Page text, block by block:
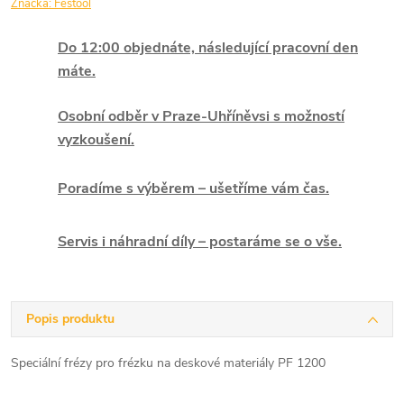
Značka: Festool
Do 12:00 objednáte, následující pracovní den
máte.
Osobní odběr v Praze-Uhříněvsi s možností
vyzkoušení.
Poradíme s výběrem – ušetříme vám čas.
Servis i náhradní díly – postaráme se o vše.
Popis produktu
Speciální frézy pro frézku na deskové materiály PF 1200